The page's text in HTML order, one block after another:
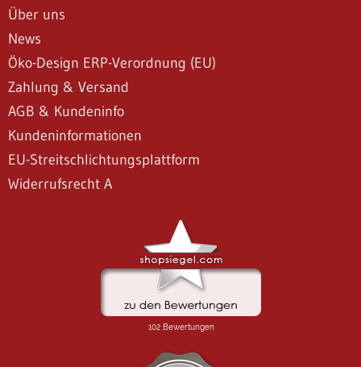
Über uns
News
Öko-Design ERP-Verordnung (EU)
Zahlung & Versand
AGB & Kundeninfo
Kundeninformationen
EU-Streitschlichtungsplattform
Widerrufsrecht A